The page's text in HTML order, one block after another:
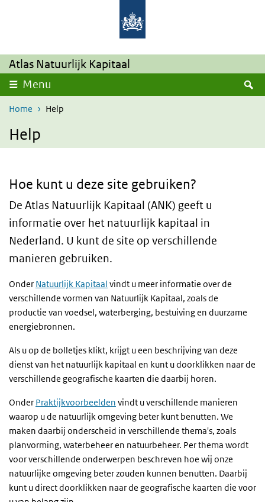
Overslaan en naar de inhoud gaan
Atlas Natuurlijk Kapitaal
Menu
Home Help
Help
Hoe kunt u deze site gebruiken?
De Atlas Natuurlijk Kapitaal (ANK) geeft u
informatie over het natuurlijk kapitaal in
Nederland. U kunt de site op verschillende
manieren gebruiken.
Onder Natuurlijk Kapitaal vindt u meer informatie over de
verschillende vormen van Natuurlijk Kapitaal, zoals de
productie van voedsel, waterberging, bestuiving en duurzame
energiebronnen.
Als u op de bolletjes klikt, krijgt u een beschrijving van deze
dienst van het natuurlijk kapitaal en kunt u doorklikken naar de
verschillende geografische kaarten die daarbij horen.
Onder Praktijkvoorbeelden vindt u verschillende manieren
waarop u de natuurlijk omgeving beter kunt benutten. We
maken daarbij onderscheid in verschillende thema's, zoals
planvorming, waterbeheer en natuurbeheer. Per thema wordt
voor verschillende onderwerpen beschreven hoe wij onze
natuurlijke omgeving beter zouden kunnen benutten. Daarbij
kunt u direct doorklikken naar de geografische kaarten die voor